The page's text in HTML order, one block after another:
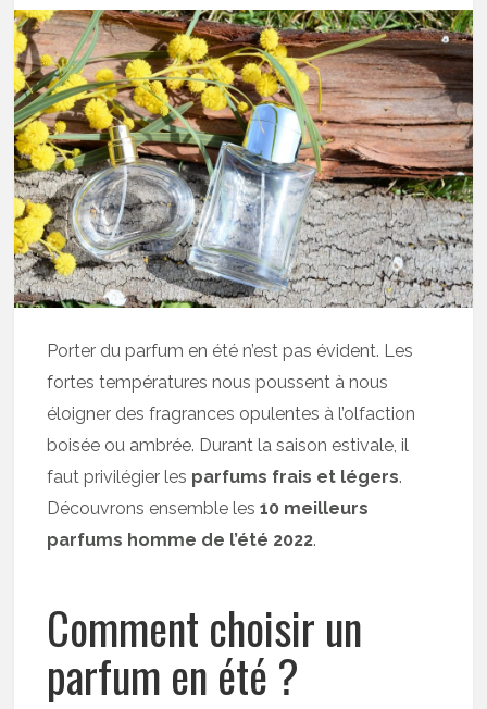
Porter du parfum en été n’est pas évident. Les
fortes températures nous poussent à nous
éloigner des fragrances opulentes à l’olfaction
boisée ou ambrée. Durant la saison estivale, il
faut privilégier les parfums frais et légers.
Découvrons ensemble les10 meilleurs
parfums homme de l’été 2022.
Comment choisir un
parfum en été ?